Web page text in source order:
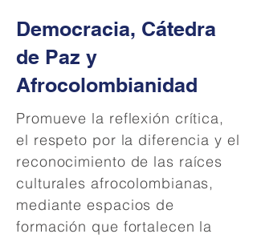
Democracia, Cátedra
de Paz y
Afrocolombianidad
Promueve la reflexión crítica,
el respeto por la diferencia y el
reconocimiento de las raíces
culturales afrocolombianas,
mediante espacios de
formación que fortalecen la